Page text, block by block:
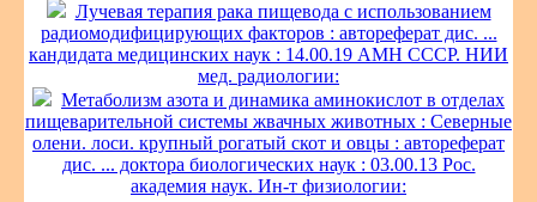
Лучевая терапия рака пищевода с использованием
радиомодифицирующих факторов : автореферат дис. ...
кандидата медицинских наук : 14.00.19 АМН СССР. НИИ
мед. радиологии:
Метаболизм азота и динамика аминокислот в отделах
пищеварительной системы жвачных животных : Северные
олени. лоси. крупный рогатый скот и овцы : автореферат
дис. ... доктора биологических наук : 03.00.13 Рос.
академия наук. Ин-т физиологии: